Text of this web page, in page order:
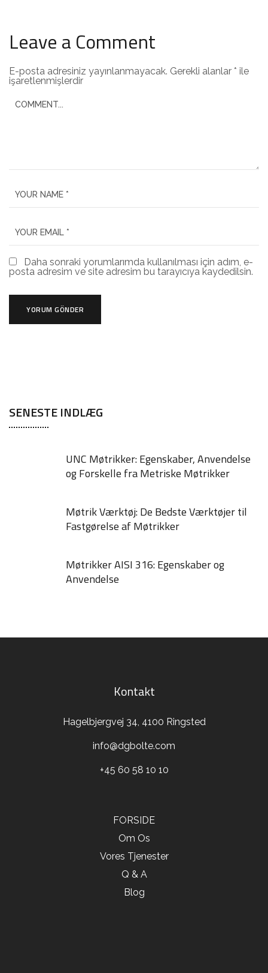
Leave a Comment
E-posta adresiniz yayınlanmayacak. Gerekli alanlar * ile
işaretlenmişlerdir
Daha sonraki yorumlarımda kullanılması için adım, e-
posta adresim ve site adresim bu tarayıcıya kaydedilsin.
SENESTE INDLÆG
UNC Møtrikker: Egenskaber, Anvendelse
og Forskelle fra Metriske Møtrikker
Møtrik Værktøj: De Bedste Værktøjer til
Fastgørelse af Møtrikker
Møtrikker AISI 316: Egenskaber og
Anvendelse
Kontakt
Hagelbjergvej 34, 4100 Ringsted
info@dgbolte.com
+45 60 58 10 10
FORSIDE
Om Os
Vores Tjenester
Q & A
Blog